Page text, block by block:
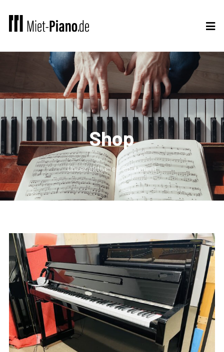
Shop
Unser aktuelles Sortiment